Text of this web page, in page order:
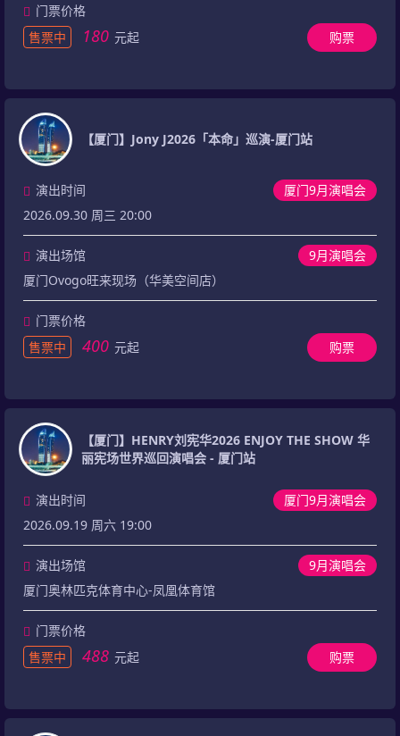
门票价格
售票中
180 元起 购票
【厦门】Jony J2026「本命」巡演-厦门站
厦门9月演唱会
演出时间
2026.09.30 周三 20:00
9月演唱会
演出场馆
厦门Ovogo旺来现场（华美空间店）
门票价格
售票中
400 元起 购票
【厦门】HENRY刘宪华2026 ENJOY THE SHOW 华
丽宪场世界巡回演唱会 - 厦门站
厦门9月演唱会
演出时间
2026.09.19 周六 19:00
9月演唱会
演出场馆
厦门奥林匹克体育中心-凤凰体育馆
门票价格
售票中
488 元起 购票